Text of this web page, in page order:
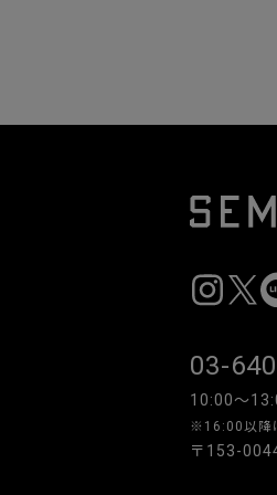
03-
10:00〜
※16:00以降
〒153-